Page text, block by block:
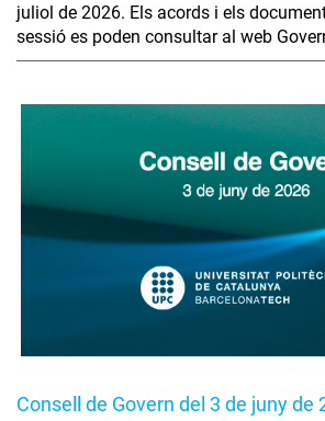
juliol de 2026. Els acords i els
sessió es poden consultar al web
Consell de Govern del 3 de juny de